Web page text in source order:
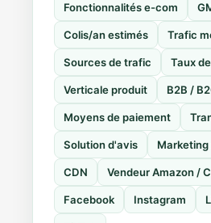
Fonctionnalités e-com
Colis/an estimés Trafic
Sources de trafic Taux
Verticale produit B2B /
Moyens de paiement
Solution d'avis
CDN Vendeur Amazon /
Facebook Instagram